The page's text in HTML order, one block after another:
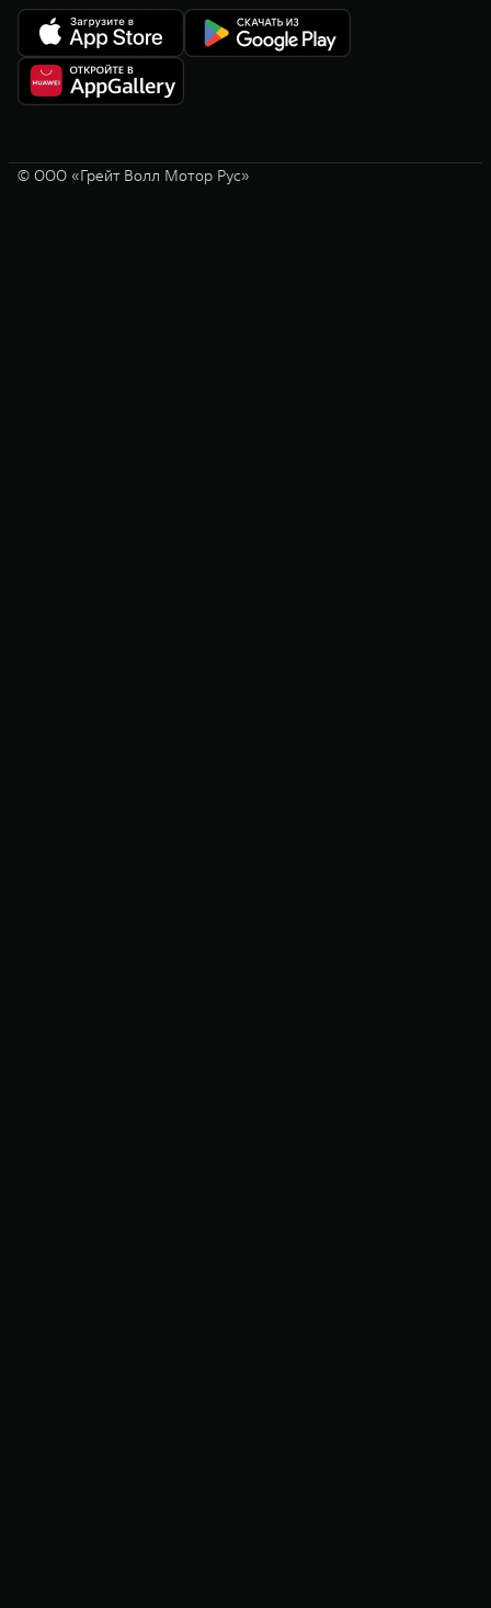
© ООО «Грейт Волл Мотор Рус»